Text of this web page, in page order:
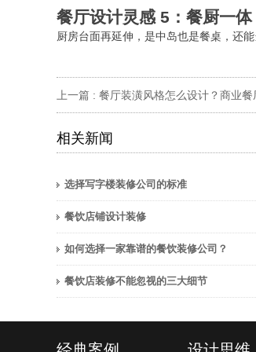
餐厅设计灵感 5：餐厨一
厨房台面再延伸，是中岛也是餐桌，还
上一篇 : 餐厅装潢风格怎么设计？商业餐厅店面
相关新闻
选择写字楼装修公司的标准
餐饮店铺设计装修
如何选择一家靠谱的餐饮装修公司？
餐饮店装修不能忽视的三大细节